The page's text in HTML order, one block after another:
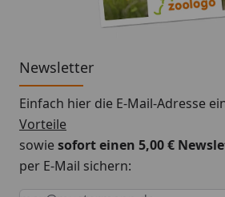
Newsletter
Einfach hier die E-Mail-Adresse
Vorteile
sowiesofort einen 5,00 €
per E-Mail sichern:
Keine Eingabe erforderlich
Eingabe erforderlich
E-Mail *